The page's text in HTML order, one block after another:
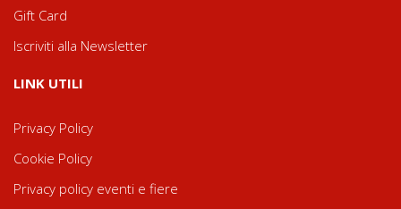
Gift Card
Iscriviti alla Newsletter
LINK UTILI
Privacy Policy
Cookie Policy
Privacy policy eventi e fiere